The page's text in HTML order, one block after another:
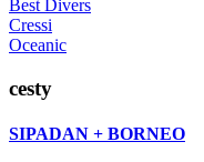
Best Divers
Cressi
Oceanic
cesty
SIPADAN + BORNEO